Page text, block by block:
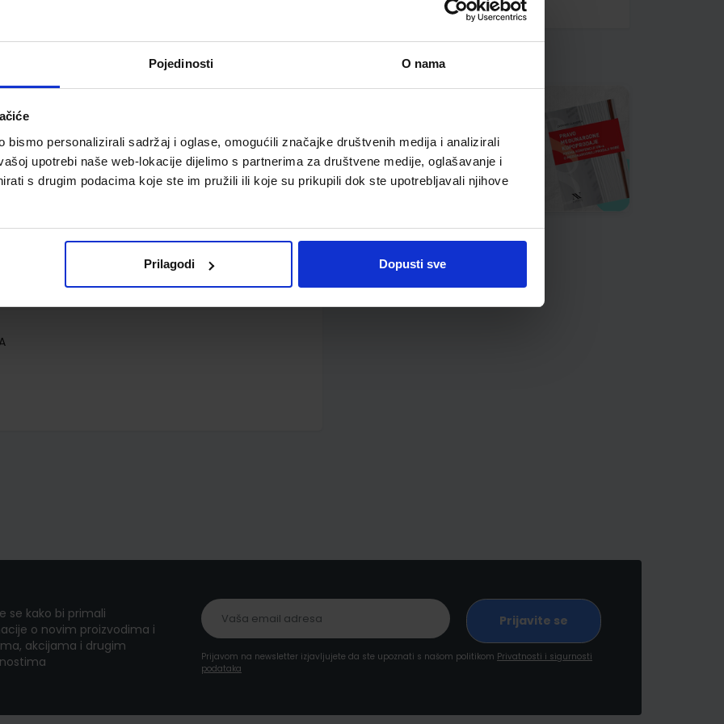
Pojedinosti O nama
bismo personalizirali sadržaj i oglase, omogućili značajke društvenih medija i analizirali
upotrebi naše web-lokacije dijelimo s partnerima za društvene medije, oglašavanje i
s drugim podacima koje ste im pružili ili koje su prikupili dok ste upotrebljavali njihove
Prilagodi Dopusti sve
se kako bi primali
o novim proizvodima i
akcijama i drugim
Prijavom na newsletter izjavljujete da ste upoznati s našom politikom Privatnosti i sigurnosti
podataka